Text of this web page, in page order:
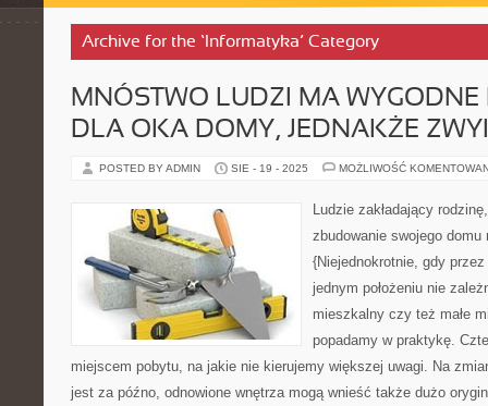
Archive for the ‘Informatyka’ Category
MNÓSTWO LUDZI MA WYGODNE
DLA OKA DOMY, JEDNAKŻE
POSTED BY ADMIN SIE - 19 - 2025 MOŻLIWOŚĆ
Ludzie zakładający
zbudowanie swojego
{Niejednokrotnie, gdy
jednym położeniu nie
mieszkalny czy też małe
popadamy w praktykę.
miejscem pobytu, na jakie nie kierujemy większej uwagi. Na
jest za późno, odnowione wnętrza mogą wnieść także dużo